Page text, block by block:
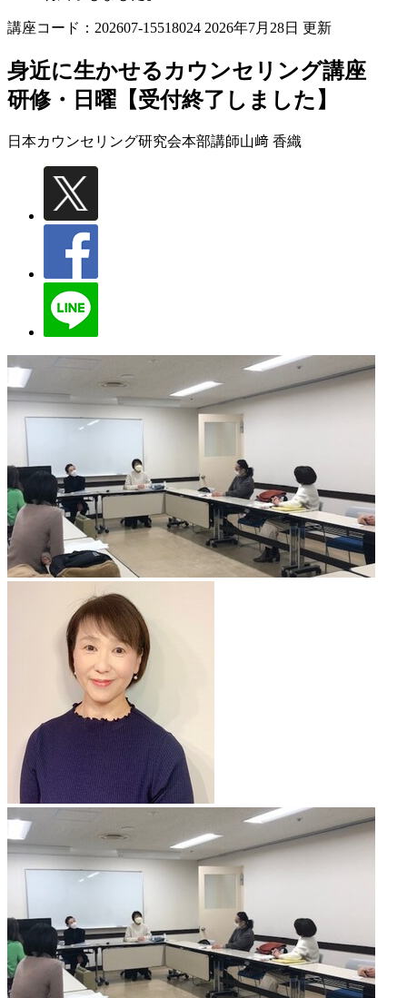
講座コード：202607-15518024 2026年7月28日 更新
身近に生かせるカウンセリング講座
研修・日曜【受付終了しました】
日本カウンセリング研究会本部講師山﨑 香織